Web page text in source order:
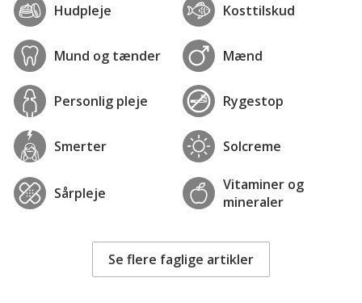
Hudpleje Kosttilskud
Mund og tænder Mænd
Personlig pleje Rygestop
Smerter Solcreme
Sårpleje
Vitaminer og
mineraler
Se flere faglige artikler